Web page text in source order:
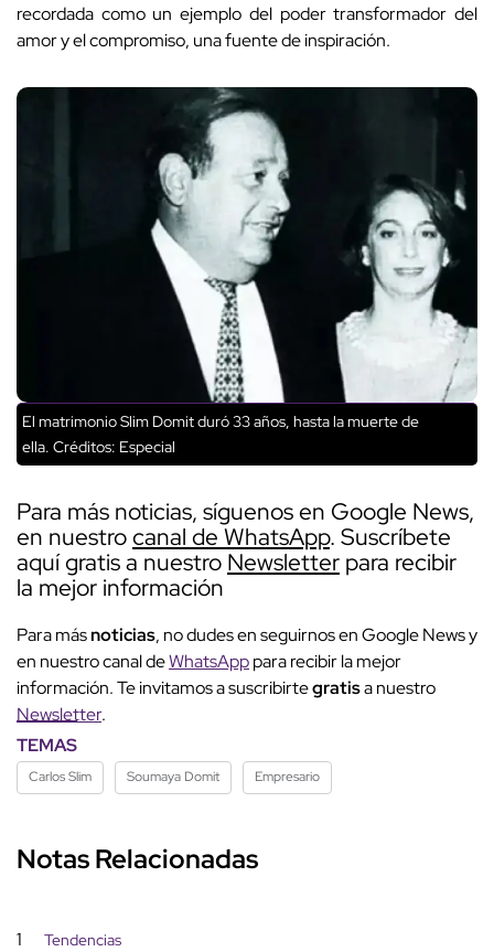
recordada como un ejemplo del poder transformador del
amor y el compromiso, una fuente de inspiración.
El matrimonio Slim Domit duró 33 años, hasta la muerte de
ella. Créditos: Especial
Para más noticias, síguenos en Google News,
en nuestrocanal de WhatsApp. Suscríbete
aquí gratis a nuestro Newsletter para recibir
la mejor información
Para másnoticias, no dudes en seguirnos en Google News y
en nuestro canal deWhatsApppara recibir la mejor
información. Te invitamos a suscribirtegratisa nuestro
Newsletter.
TEMAS
Carlos Slim Soumaya Domit Empresario
Notas Relacionadas
1 Tendencias